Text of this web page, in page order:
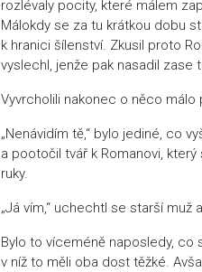
rozlévaly pocity, které málem
Málokdy se za tu krátkou dobu
k hranici šílenství. Zkusil proto
vyslechl, jenže pak nasadil
Vyvrcholili nakonec o něco málo
„Nenávidím tě,“ bylo jediné, co
a pootočil tvář k Romanovi,
ruky.
„Já vím,“ uchechtl se starší muž
Bylo to víceméně naposledy, co
v níž to měli oba dost těžké.